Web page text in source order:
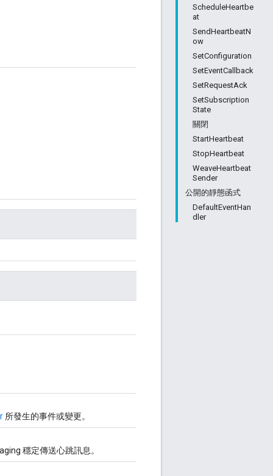
ScheduleHeartbe
at
SendHeartbeatN
ow
SetConfiguration
SetEventCallback
SetRequestAck
SetSubscription
State
關閉
StartHeartbeat
StopHeartbeat
WeaveHeartbeat
Sender
公開的靜態函式
DefaultEventHan
dler
所發生的事件或變更。
穩定傳送心跳訊息。